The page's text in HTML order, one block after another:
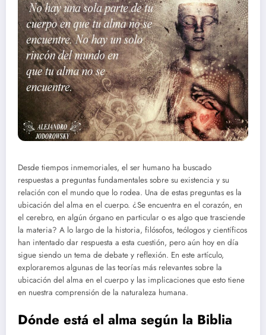
Desde tiempos inmemoriales, el ser humano ha buscado
respuestas a preguntas fundamentales sobre su existencia y su
relación con el mundo que lo rodea. Una de estas preguntas es la
ubicación del alma en el cuerpo. ¿Se encuentra en el corazón, en
el cerebro, en algún órgano en particular o es algo que trasciende
la materia? A lo largo de la historia, filósofos, teólogos y científicos
han intentado dar respuesta a esta cuestión, pero aún hoy en día
sigue siendo un tema de debate y reflexión. En este artículo,
exploraremos algunas de las teorías más relevantes sobre la
ubicación del alma en el cuerpo y las implicaciones que esto tiene
en nuestra comprensión de la naturaleza humana.
Dónde está el alma según la Biblia